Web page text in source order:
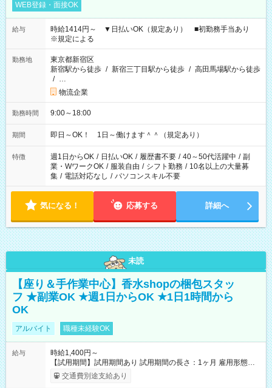
WEB登録・面接OK
給与
時給1414円～ ▼日払いOK（規定あり） ■初勤務手当あり
※規定による
勤務地
東京都新宿区
新宿駅から徒歩 / 新宿三丁目駅から徒歩 / 高田馬場駅から徒歩
/ …
物流企業
勤務時間 9:00～18:00
期間 即日～OK！ 1日～働けます＾＾（規定あり）
特徴 週1日からOK / 日払いOK / 履歴書不要 / 40～50代活躍中 / 副
業・WワークOK / 服装自由 / シフト勤務 / 10名以上の大量募
集 / 電話対応なし / パソコンスキル不要
気になる！ 応募する 詳細へ
未読
【座り＆手作業中心】香水shopの梱包スタッ
フ ★副業OK ★週1日からOK ★1日1時間から
OK
アルバイト 職種未経験OK
給与
時給1,400円～
【試用期間】試用期間あり 試用期間の長さ：1ヶ月 雇用形態、
給与は本採用時と同じです。
交通費別途支給あり